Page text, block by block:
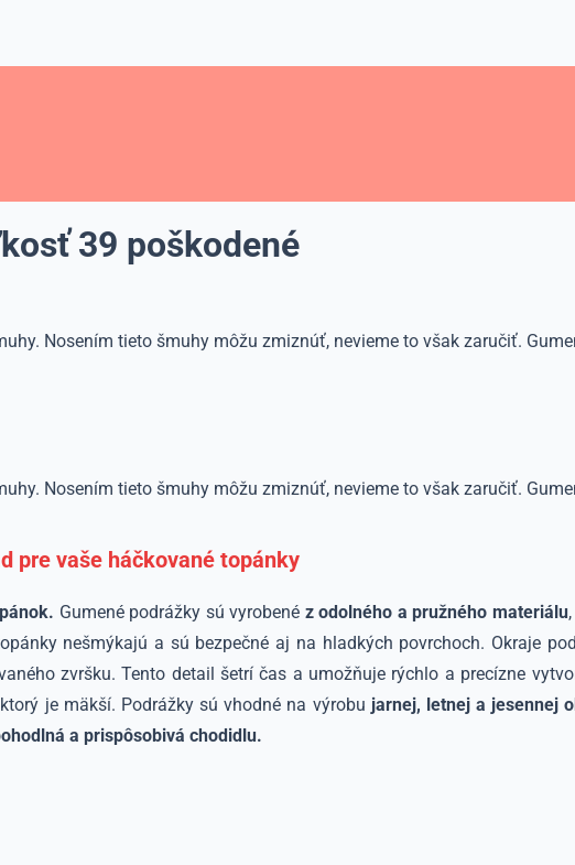
39 poškodené
Nosením tieto šmuhy môžu zmiznúť, nevieme to však zaručiť.
Nosením tieto šmuhy môžu zmiznúť, nevieme to však zaručiť.
pre vaše háčkované topánky
Gumené podrážky sú vyrobené z odolného a pružného materiálu
nešmýkajú a sú bezpečné aj na hladkých povrchoch. Okraje
zvršku. Tento detail šetrí čas a umožňuje rýchlo a precízne
je mäkší. Podrážky sú vhodné na výrobu jarnej, letnej a jesennej
a prispôsobivá chodidlu.